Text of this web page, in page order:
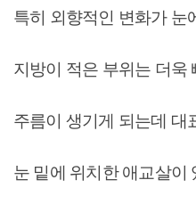
특히 외향적인 변화가 눈
지방이 적은 부위는 더욱
주름이 생기게 되는데 대
눈 밑에 위치한 애교살이